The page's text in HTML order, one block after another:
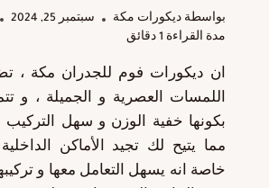
بواسطة ديكورات مكة
سبتمبر 25, 2024
مدة القراءة
دقائق
ان ديكورات فوم للجدران مكة ،
اللمسات العصرية و الجميلة ، و
بكونها خفية الوزن و سهل التركيب
مما يتيح لك تجيد الأماكن
خاصة انه يسهل التعامل معها و